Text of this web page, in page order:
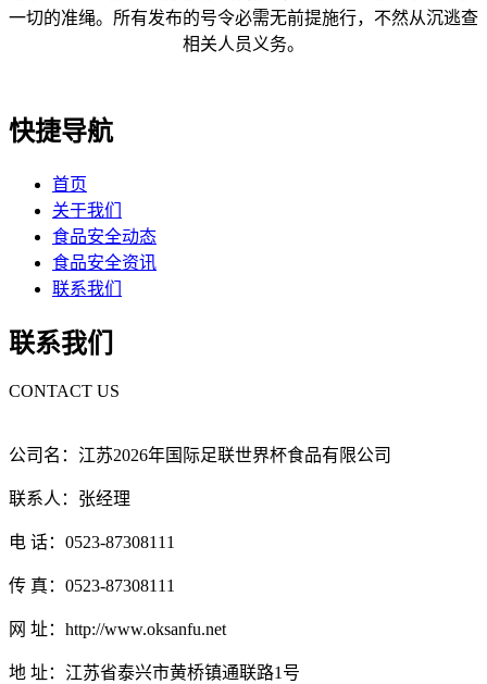
一切的准绳。所有发布的号令必需无前提施行，不然从沉逃查
相关人员义务。
快捷导航
首页
关于我们
食品安全动态
食品安全资讯
联系我们
联系我们
CONTACT US
公司名：江苏2026年国际足联世界杯食品有限公司
联系人：张经理
电 话：0523-87308111
传 真：0523-87308111
网 址：http://www.oksanfu.net
地 址：江苏省泰兴市黄桥镇通联路1号